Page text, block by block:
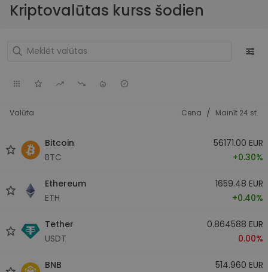
Kriptovalūtas kurss šodien
Valūta Cena / Mainīt 24 st.
Bitcoin
BTC
56171.00 EUR
+0.30%
Ethereum
ETH
1659.48 EUR
+0.40%
Tether
USDT
0.864588 EUR
0.00%
BNB
514.960 EUR